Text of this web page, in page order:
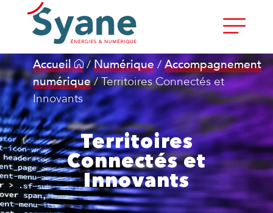
Accueil /Numérique/Accompagnement
numérique/Territoires Connectés et
Innovants
Territoires
Connectés et
Innovants